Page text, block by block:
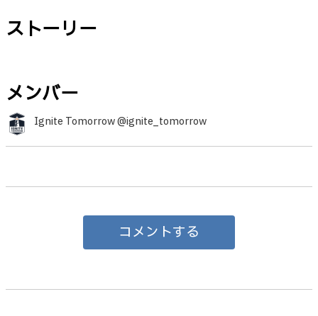
ストーリー
メンバー
Ignite Tomorrow @ignite_tomorrow
コメントする